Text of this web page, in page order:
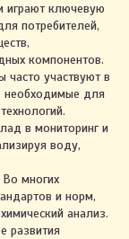
играют ключевую
потребителей,
компонентов.
часто участвуют в
необходимые для
в мониторинг и
воду,
Во многих
и норм,
анализ.
развития